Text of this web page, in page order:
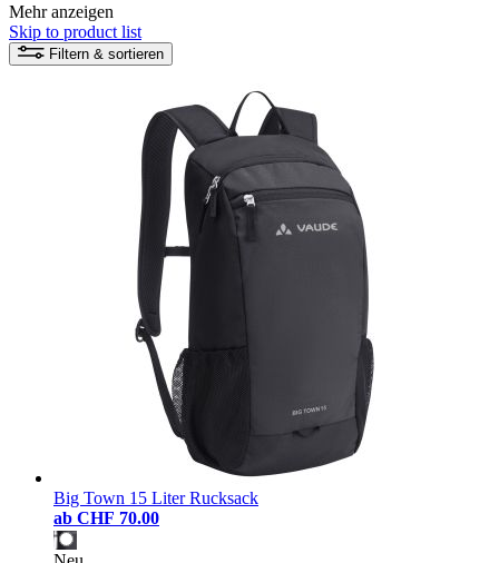
Wandern bietet dir höchste Qualität und Funktionalität, ohne die
Natur zu belasten. Mach dich bereit für dein nächstes Wander-
Erlebnis!
Mehr anzeigen
Skip to product list
Filtern & sortieren
Big Town 15 Liter Rucksack
ab CHF 70.00